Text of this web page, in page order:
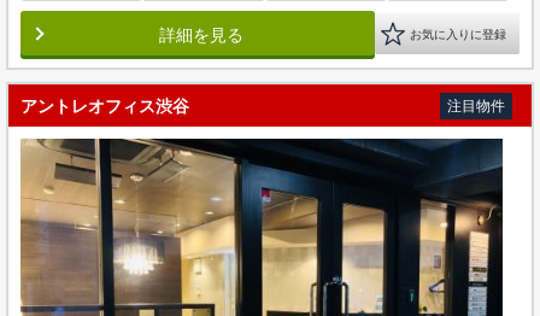
詳細を見る お気に入りに登録
アントレオフィス渋谷 注目物件